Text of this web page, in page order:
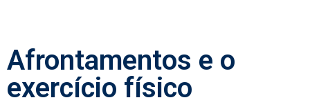
Afrontamentos e o
exercício físico